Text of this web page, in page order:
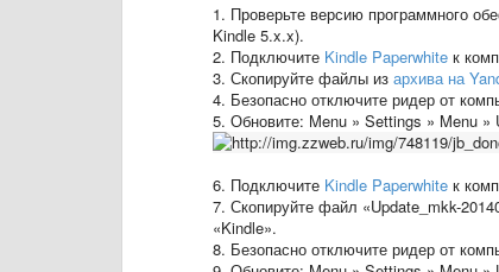
1. Проверьте версию программного
Kindle 5.x.x).
2. Подключите Kindle Paperwhite к
3. Скопируйте файлы из архива на
4. Безопасно отключите ридер от
5. Обновите: Menu » Settings » Menu »
6. Подключите Kindle Paperwhite к
7. Скопируйте файл «Update_mkk-
«Kindle».
8. Безопасно отключите ридер от